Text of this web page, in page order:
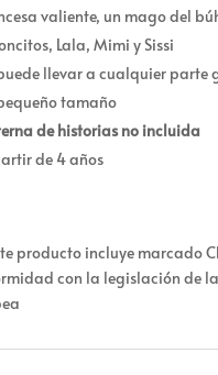
valiente, un mago del
Lala, Mimi y Sissi
llevar a cualquier parte
tamaño
de historias no incluida
de 4 años
producto incluye marcado
con la legislación de